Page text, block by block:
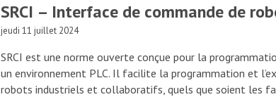
SRCI – Interface de commande de
jeudi 11 juillet 2024
SRCI est une norme ouverte conçue pour la
un environnement PLC. Il facilite la programmation et
robots industriels et collaboratifs, quels que soient les